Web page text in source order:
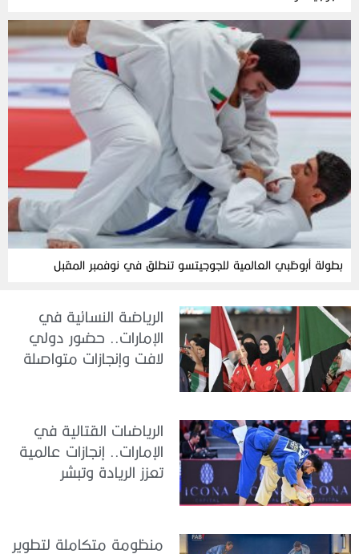
بطولة أبوظبي العالمية للجوجيتسو تنطلق في نوفمبر المقبل
الرياضة النسائية في
الإمارات.. حضور دولي
لافت وإنجازات متواصلة
الرياضات القتالية في
الإمارات.. إنجازات عالمية
تعزز الريادة وتبشر
منظومة متكاملة لتطوير